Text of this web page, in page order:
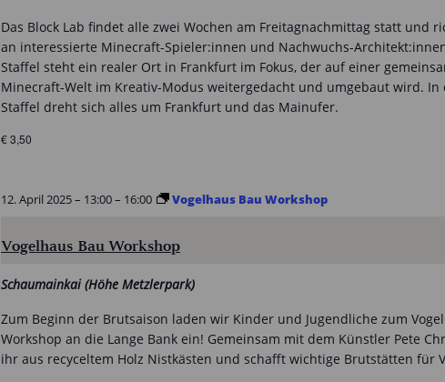
Das Block Lab findet alle zwei Wochen am Freitagnachmittag statt und
an interessierte Minecraft-Spieler:innen und Nachwuchs-
Staffel steht ein realer Ort in Frankfurt im Fokus, der auf einer
Minecraft-Welt im Kreativ-Modus weitergedacht und umgebaut wird. In
Staffel dreht sich alles um Frankfurt und das Mainufer.
€ 3,50
Vogelhaus Bau Workshop
12. April 2025 – 13:00– 16:00 Vogelhaus Bau Workshop
Schaumainkai (Höhe Metzlerpark)
Zum Beginn der Brutsaison laden wir Kinder und Jugendliche zum
Workshop an die Lange Bank ein! Gemeinsam mit dem Künstler Pete
ihr aus recyceltem Holz Nistkästen und schafft wichtige Brutstätten für